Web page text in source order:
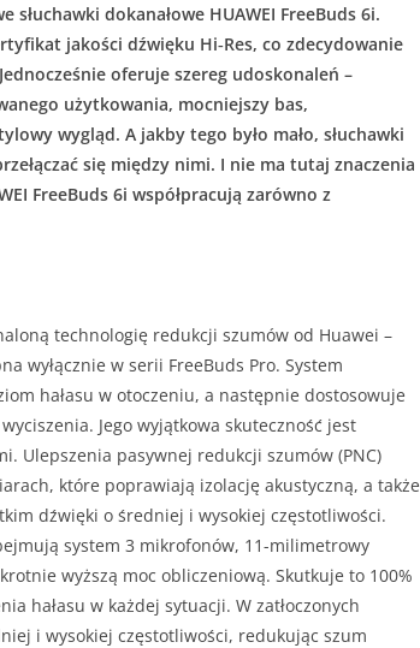
dokanałowe HUAWEI FreeBuds 6i.
jakości dźwięku Hi‑Res, co zdecydowanie
oferuje szereg udoskonaleń –
użytkowania, mocniejszy bas,
wygląd. A jakby tego było mało, słuchawki
się między nimi. I nie ma tutaj znaczenia
FreeBuds 6i współpracują zarówno z
technologię redukcji szumów od Huawei –
wyłącznie w serii FreeBuds Pro. System
hałasu w otoczeniu, a następnie dostosowuje
Jego wyjątkowa skuteczność jest
Ulepszenia pasywnej redukcji szumów (PNC)
które poprawiają izolację akustyczną, a także
dźwięki o średniej i wysokiej częstotliwości.
system 3 mikrofonów, 11-milimetrowy
wyższą moc obliczeniową. Skutkuje to 100%
hałasu w każdej sytuacji. W zatłoczonych
i wysokiej częstotliwości, redukując szum